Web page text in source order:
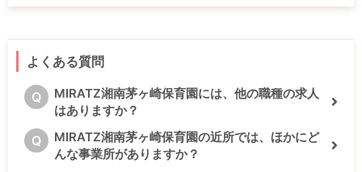
よくある質問
Q
MIRATZ湘南茅ヶ崎保育園には、他の職種の求人
はありますか？
Q
MIRATZ湘南茅ヶ崎保育園の近所では、ほかにど
んな事業所がありますか？